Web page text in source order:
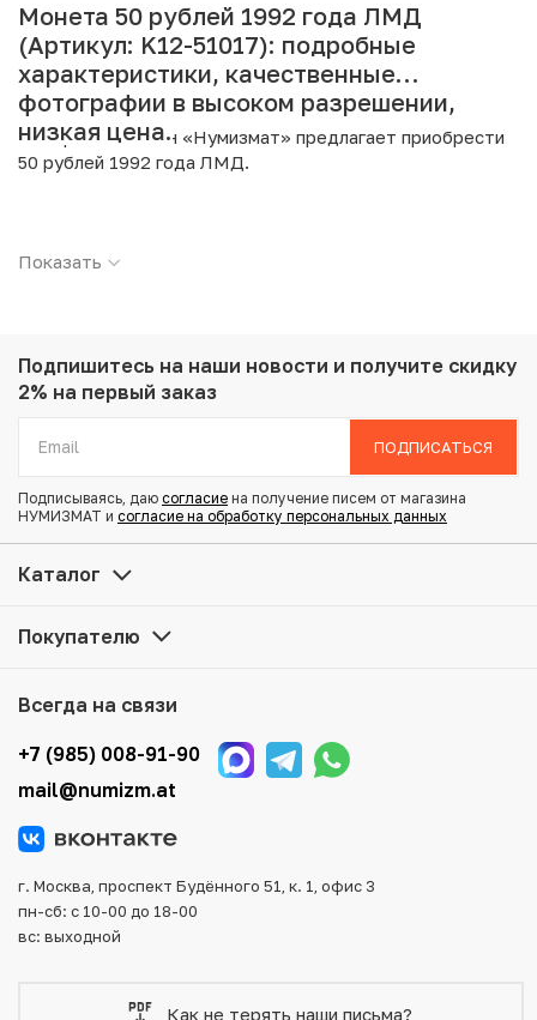
Монета 50 рублей 1992 года ЛМД
(Артикул: K12-51017): подробные
характеристики, качественные
фотографии в высоком разрешении,
низкая цена.
Интернет магазин «Нумизмат» предлагает приобрести
50 рублей 1992 года ЛМД.
Страна: Россия
Металл: Биметалл
Вес: 6.25 г
Состояние: XF
Купить 50 рублей 1992 года ЛМД по привлекательной
цене можно в нашем интернет-магазине — Вам
достаточно оформить заказ на сайте. Все монеты,
Для вашего удобства представлены несколько способов
оплаты и доставки заказа. Все отправления надежно и
тщательно упаковываются, что исключает возможность
повреждения во время доставки.
Показать
Подпишитесь на наши новости и получите скидку
2% на первый заказ
ПОДПИСАТЬСЯ
Подписываясь, даю согласие на получение писем от магазина
НУМИЗМАТ и согласие на обработку персональных данных
Каталог
Покупателю
Всегда на связи
+7 (985) 008-91-90
mail@numizm.at
г. Москва, проспект Будённого 51, к. 1, офис 3
пн-сб: с 10-00 до 18-00
вс: выходной
Как не терять наши письма?